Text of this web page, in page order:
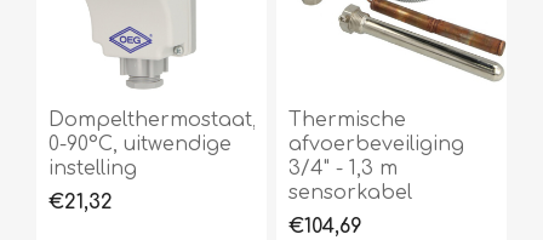
Dompelthermostaat,
0-90°C, uitwendige
instelling
€21,32
Thermische
afvoerbeveiliging
3/4" - 1,3 m
sensorkabel
€104,69